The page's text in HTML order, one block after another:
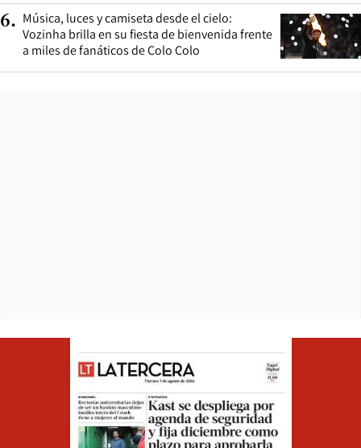
6. Música, luces y camiseta desde el cielo:
Vozinha brilla en su fiesta de bienvenida frente
a miles de fanáticos de Colo Colo